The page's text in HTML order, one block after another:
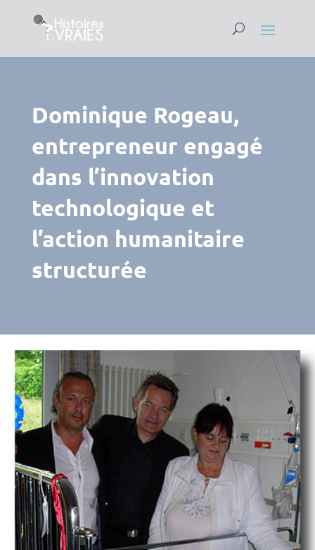
Dominique Rogeau,
entrepreneur engagé
dans l’innovation
technologique et
l’action humanitaire
structurée